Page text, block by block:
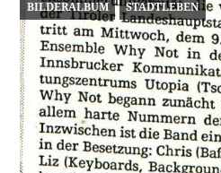
BILDERALBUM STADTLEBEN